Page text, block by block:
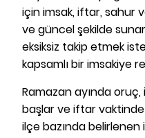
için imsak, iftar, sahur
ve güncel şekilde
eksiksiz takip etmek
kapsamlı bir imsakiye
Ramazan ayında
başlar ve iftar
ilçe bazında